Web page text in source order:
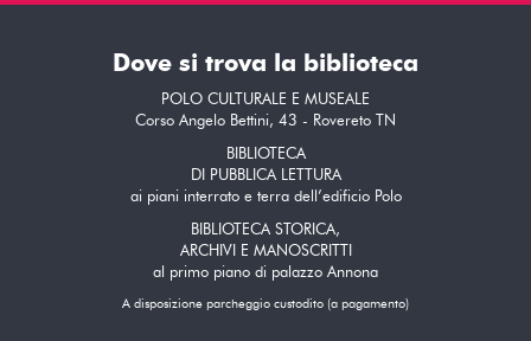
Dove si trova la biblioteca
POLO CULTURALE E MUSEALE
Corso Angelo Bettini, 43 - Rovereto TN
BIBLIOTECA
DI PUBBLICA LETTURA
ai piani interrato e terra dell’edificio Polo
BIBLIOTECA STORICA,
ARCHIVI E MANOSCRITTI
al primo piano di palazzo Annona
A disposizione parcheggio custodito (a pagamento)